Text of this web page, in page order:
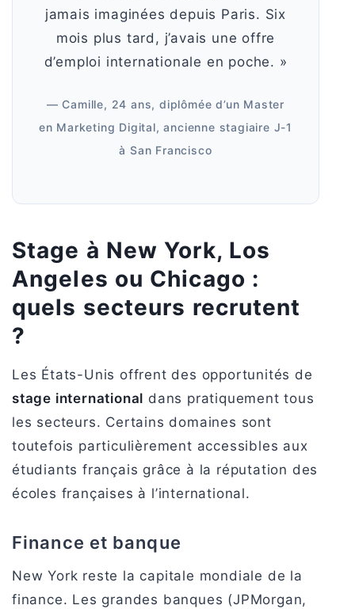
jamais imaginées depuis Paris. Six
mois plus tard, j’avais une offre
d’emploi internationale en poche. »
— Camille, 24 ans, diplômée d’un Master
en Marketing Digital, ancienne stagiaire J-1
à San Francisco
Stage à New York, Los
Angeles ou Chicago :
quels secteurs recrutent
?
Les États-Unis offrent des opportunités de
stage international dans pratiquement tous
les secteurs. Certains domaines sont
toutefois particulièrement accessibles aux
étudiants français grâce à la réputation des
écoles françaises à l’international.
Finance et banque
New York reste la capitale mondiale de la
finance. Les grandes banques (JPMorgan,